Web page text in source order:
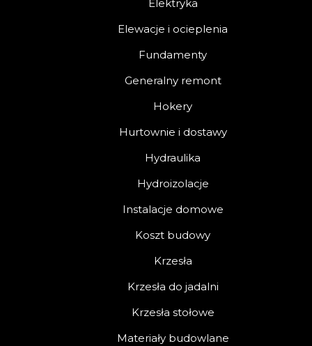
Elektryka
Elewacje i ocieplenia
Fundamenty
Generalny remont
Hokery
Hurtownie i dostawy
Hydraulika
Hydroizolacje
Instalacje domowe
Koszt budowy
Krzesła
Krzesła do jadalni
Krzesła stołowe
Materiały budowlane